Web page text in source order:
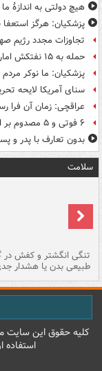
هیچ دولتی به
پزشکیان: هرگز استعفا
تجاوزات مجدد رژیم
حمله به ۱۵ نفتکش‌ اماراتی از ابتدای جنگ
پزشکیان: ما نوکر
سنای آمریکا لایحه
عراقچی: زمان آن فرا
۶ فوتی و ۵ مصدوم بر اثر تصادف زنجیره‌ای
بدون تعارف با پدر و
سلامت
تنگی انگشتر و کفش در
طبیعی بدن یا هشدار
کليه حقوق اين سايت
استفاده